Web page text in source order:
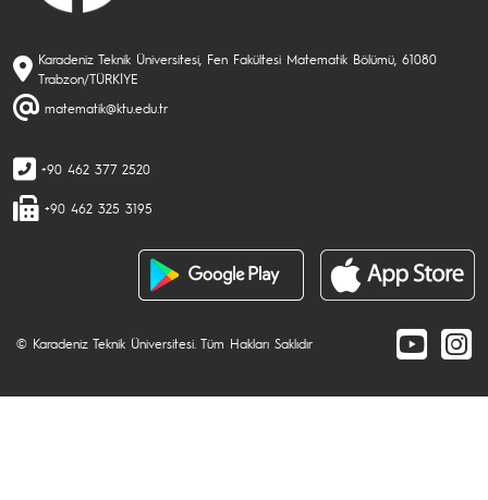
Karadeniz Teknik Üniversitesi, Fen Fakültesi Matematik Bölümü, 61080
Trabzon/TÜRKİYE
matematik@ktu.edu.tr
+90 462 377 2520
+90 462 325 3195
© Karadeniz Teknik Üniversitesi. Tüm Hakları Saklıdır